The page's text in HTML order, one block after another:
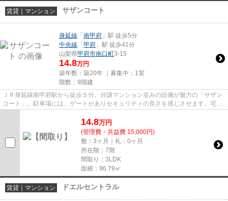
賃貸｜マンション サザンコート
身延線 「 南甲府 」駅 徒歩5分
中央線 「 甲府 」駅 徒歩41分
山梨県甲府市南口町3-15
14.8万円
築年数：築20年 ｜募集中： 1室
階数：9階建
ＪＲ身延線南甲府駅から徒歩５分。分譲マンション並みの設備が魅力の「サザン
コート」。駐車場には、ゲートがありセキュリティの良さを感じさせます。宅配
14.8万円
(管理費・共益費 15,000円)
敷：3ヶ月｜礼：0ヶ月
所在階：7階
間取り：3LDK
面積：96.79㎡
賃貸｜マンション ドエルセントラル